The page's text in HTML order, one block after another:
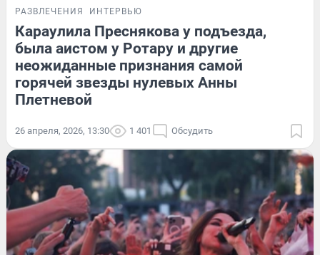
РАЗВЛЕЧЕНИЯ ИНТЕРВЬЮ
Караулила Преснякова у подъезда,
была аистом у Ротару и другие
неожиданные признания самой
горячей звезды нулевых Анны
Плетневой
26 апреля, 2026, 13:30 1 401 Обсудить